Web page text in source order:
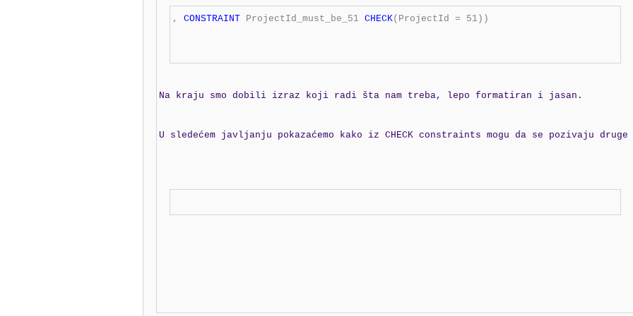
, CONSTRAINT ProjectId_must_be_51 CHECK( ProjectId = 51 ))
Na kraju smo dobili izraz koji radi šta nam treba, lepo formatiran i jasan.
U sledećem javljanju pokazaćemo kako iz CHECK constraints mogu da se pozivaju